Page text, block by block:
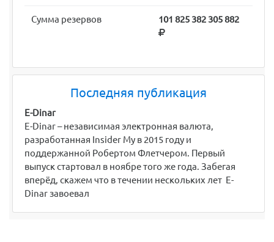
Сумма резервов 101 825 382 305 882
Последняя публикация
E-Dinar
E-Dinar – независимая электронная валюта,
разработанная Insider My в 2015 году и
поддержанной Робертом Флетчером. Первый
выпуск стартовал в ноябре того же года. Забегая
вперёд, скажем что в течении нескольких лет E-
Dinar завоевал